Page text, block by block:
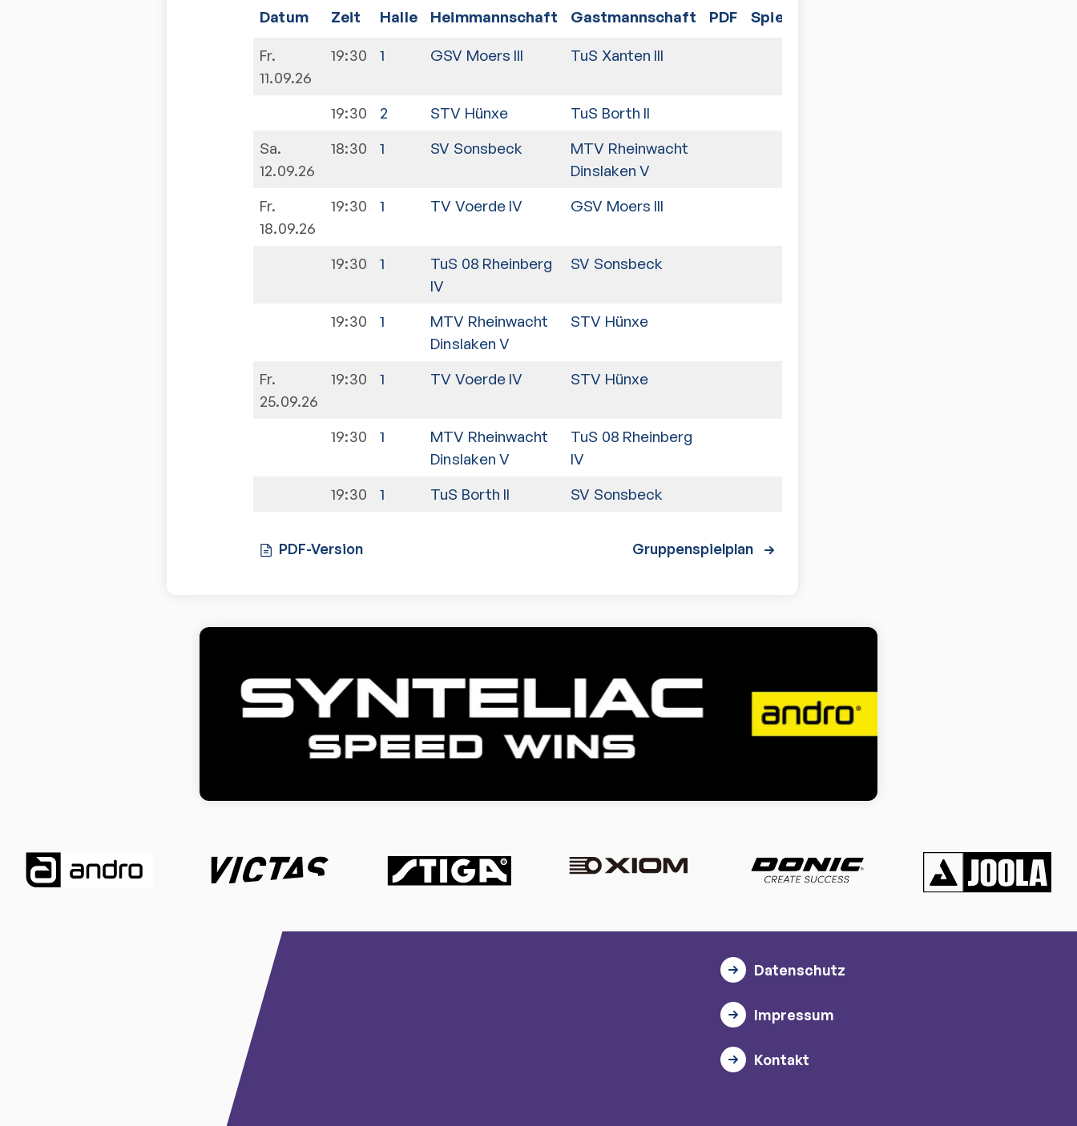
Datum Zeit Halle Heimmannschaft Gastmannschaft PDF Spiele
Fr.
11.09.26
19:30 1 GSV Moers III TuS Xanten III
19:30 2 STV Hünxe
TuS Borth II
Sa.
12.09.26
18:30 1 SV Sonsbeck
MTV Rheinwacht
Dinslaken V
Fr.
18.09.26
19:30 1 TV Voerde IV GSV Moers III
19:30 1
TuS 08 Rheinberg
IV
SV Sonsbeck
19:30 1
MTV Rheinwacht
Dinslaken V
STV Hünxe
Fr.
25.09.26
19:30 1 TV Voerde IV STV Hünxe
19:30 1
MTV Rheinwacht
Dinslaken V
TuS 08 Rheinberg
IV
19:30
1 TuS Borth II SV Sonsbeck
PDF-Version Gruppenspielplan
Datenschutz
Impressum
Kontakt